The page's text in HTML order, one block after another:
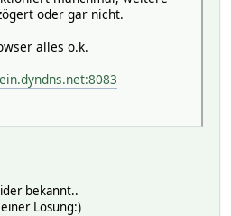
oder gar nicht.
alles o.k.
bekannt..
Lösung:)